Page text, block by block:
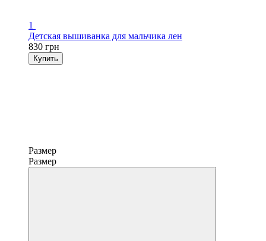
1
Детская вышиванка для мальчика лен
830 грн
Купить
Размер
Размер